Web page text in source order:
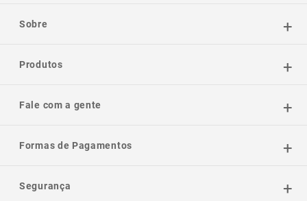
Sobre
Produtos
Fale com a gente
Formas de Pagamentos
Segurança